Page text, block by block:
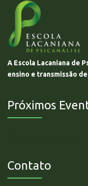
A Escola Lacaniana de
ensino e transmissão
Próximos
Contato